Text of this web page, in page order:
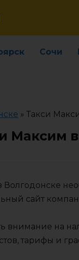
Сочи
» Такси
Максим
Волгодонске
сайт
внимание на
тарифы и